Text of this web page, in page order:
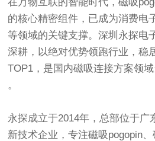
的核心精密组件，已成为消费电
等领域的关键支撑。深圳永探电
深耕，以绝对优势领跑行业，稳
TOP1，是国内磁吸连接方案领
。
永探成立于2014年，总部位于广
新技术企业，专注磁吸pogopin 、